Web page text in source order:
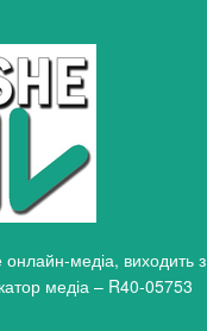
медіа, виходить з
медіа – R40-05753